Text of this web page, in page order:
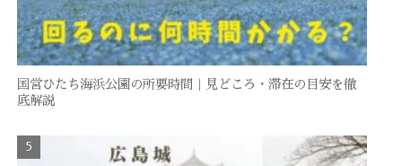
国営ひたち海浜公園の所要時間｜見どころ・滞在の目安を徹
底解説